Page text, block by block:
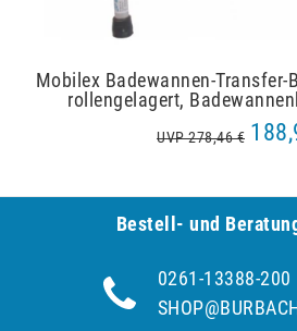
Mobilex Badewannen-
rollengelagert,
UVP 278,46 €
Bestell- und
0261-13388-200